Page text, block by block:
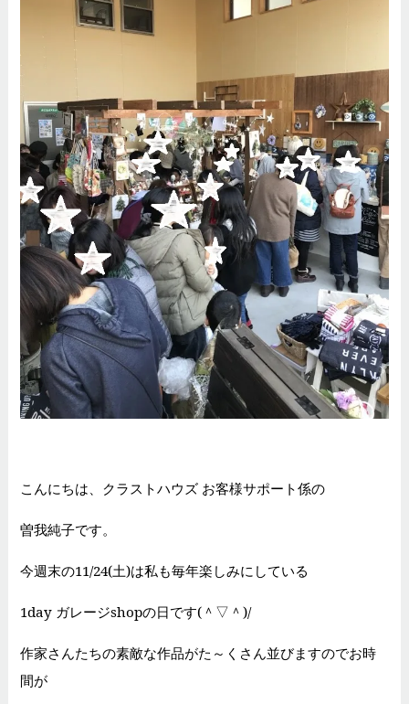
こんにちは、クラストハウズ お客様サポート係の
曽我純子です。
今週末の11/24(土)は私も毎年楽しみにしている
1day ガレージshopの日です(＾▽＾)/
作家さんたちの素敵な作品がた～くさん並びますのでお時
間が